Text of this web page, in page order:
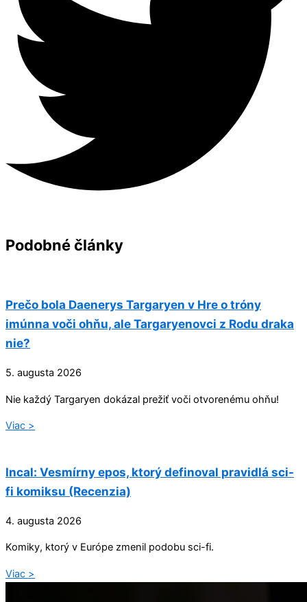
Podobné články
Prečo bola Daenerys Targaryen v Hre o tróny
imúnna voči ohňu, ale Targaryenovci z Rodu draka
nie?
5. augusta 2026
Nie každý Targaryen dokázal prežiť voči otvorenému ohňu!
Viac >
Incal: Vesmírny epos, ktorý definoval pravidlá sci-
fi komiksu (Recenzia)
4. augusta 2026
Komiky, ktorý v Európe zmenil podobu sci-fi.
Viac >